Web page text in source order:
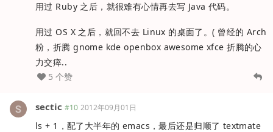
用过 Ruby 之后，就很难有心情再去写 Java 代码。
用过 OS X 之后，就回不去 Linux 的桌面了。( 曾经的 Arch
粉，折腾 gnome kde openbox awesome xfce 折腾的心
力交瘁..
5 个赞
sectic #10 2012年09月01日
ls + 1，配了大半年的 emacs，最后还是归顺了 textmate